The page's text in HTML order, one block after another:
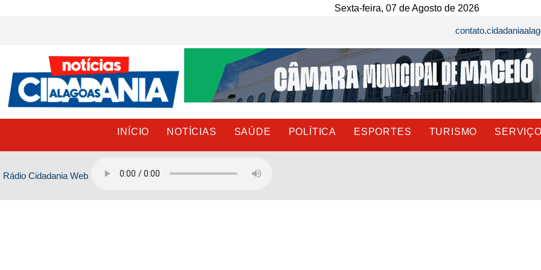
Sexta-feira, 07 de Agosto de 2026
INÍCIO NOTÍCIAS SAÚDE POLÍTICA ESPORTES TURISMO
Rádio Cidadania Web